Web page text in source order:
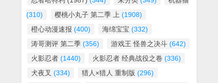
(310)
樱桃小丸子 第二季 上 (1908)
橙心动漫速报 (400) 海绵宝宝 (332)
涛哥测评 第二季 (356) 游戏王 怪兽之决斗 (642)
火影忍者 (1440) 火影忍者 经典战役之卷 (336)
犬夜叉 (334) 猎人×猎人 重制版 (296)